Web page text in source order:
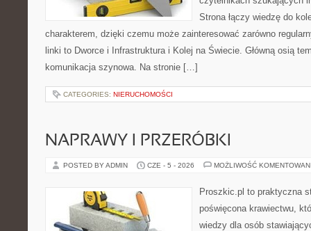
Strona łączy wiedzę do
charakterem, dzięki czemu może zainteresować zarówno
linki to Dworce i Infrastruktura i Kolej na Świecie. Główną osią
komunikacja szynowa. Na stronie […]
CATEGORIES: NIERUCHOMOŚCI
NAPRAWY I PRZERÓBKI
POSTED BY ADMIN CZE - 5 - 2026 MOŻLIWOŚĆ
Proszkic.pl to praktyczna
poświęcona krawiectwu,
wiedzy dla osób